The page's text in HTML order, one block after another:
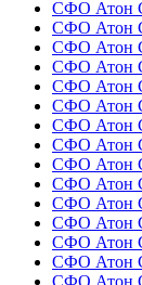
СФО Атон
СФО Атон
СФО Атон
СФО Атон
СФО Атон
СФО Атон
СФО Атон
СФО Атон
СФО Атон
СФО Атон
СФО Атон
СФО Атон
СФО Атон
СФО Атон
СФО Атон